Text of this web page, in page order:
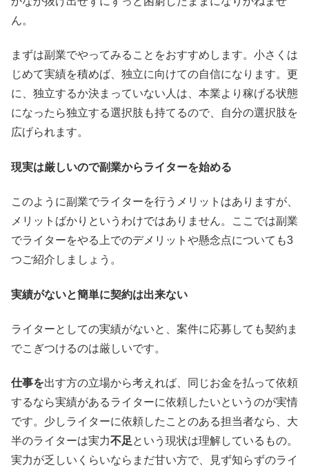
ん。
まずは副業でやってみることをおすすめします。小さくは
じめて実績を積めば、独立に向けての自信になります。更
に、独立するか決まっていない人は、本業より稼げる状態
になったら独立する選択肢も持てるので、自分の選択肢を
広げられます。
現実は厳しいので副業からライターを始める
このように副業でライターを行うメリットはありますが、
メリットばかりというわけではありません。ここでは副業
でライターをやる上でのデメリットや懸念点についても3
つご紹介しましょう。
実績がないと簡単に契約は出来ない
ライターとしての実績がないと、案件に応募しても契約ま
でこぎつけるのは厳しいです。
仕事を出す方の立場から考えれば、同じお金を払って依頼
するなら実績があるライターに依頼したいというのが実情
です。少しライターに依頼したことのある担当者なら、大
半のライターは実力不足 という現状は理解しているもの。
実力が乏しいくらいならまだ甘い方で、見ず知らずのライ